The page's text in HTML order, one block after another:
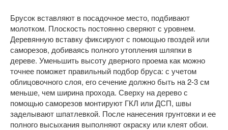
Брусок вставляют в посадочное место, подбивают
молотком. Плоскость постоянно сверяют с уровнем.
Деревянную вставку фиксируют с помощью гвоздей или
саморезов, добиваясь полного утопления шляпки в
дереве. Уменьшить высоту дверного проема как можно
точнее поможет правильный подбор бруса: с учетом
облицовочного слоя, его сечение должно быть на 2-3 см
меньше, чем ширина прохода. Сверху на дерево с
помощью саморезов монтируют ГКЛ или ДСП, швы
заделывают шпатлевкой. После нанесения грунтовки и ее
полного высыхания выполняют окраску или клеят обои.